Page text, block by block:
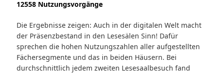
12558 Nutzungsvorgänge
Die Ergebnisse zeigen: Auch in der digitalen Welt macht
der Präsenzbestand in den Lesesälen Sinn! Dafür
sprechen die hohen Nutzungszahlen aller aufgestellten
Fächersegmente und das in beiden Häusern. Bei
durchschnittlich jedem zweiten Lesesaalbesuch fand